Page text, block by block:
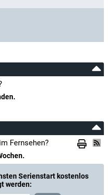
Fernsehen?
Serienstart kostenlos
werden: